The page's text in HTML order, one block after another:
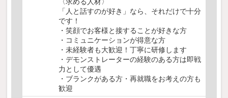
「人と話すのが好き」なら、それだけで十分
です！
・笑顔でお客様と接することが好きな方
・コミュニケーションが得意な方
・未経験者も大歓迎！丁寧に研修します
・デモンストレーターの経験のある方は即戦
力として優遇
・ブランクがある方・再就職をお考えの方も
歓迎